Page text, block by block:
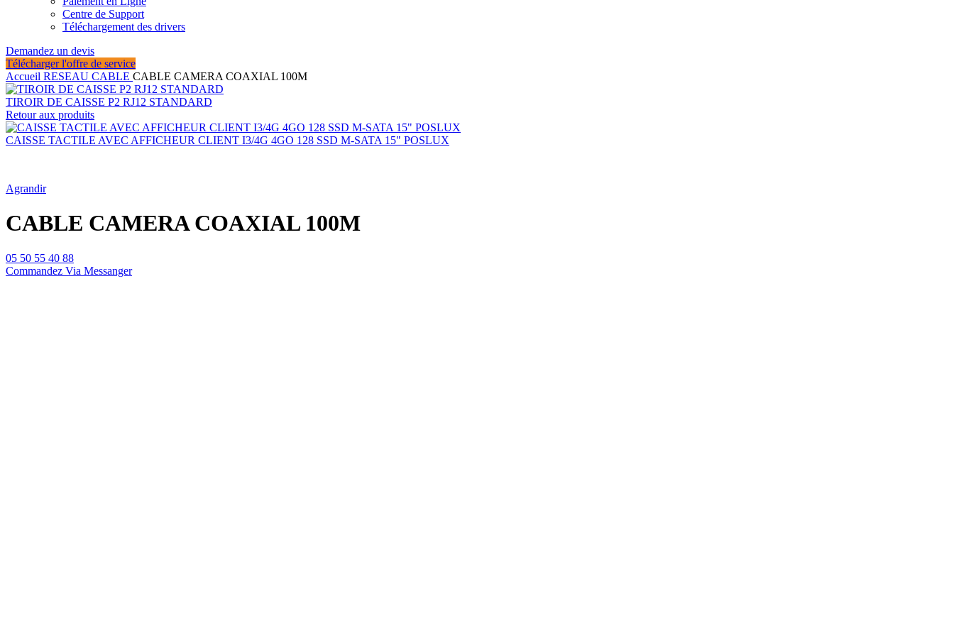
Centre de Support
Téléchargement des drivers
Demandez un devis
Télécharger l'offre de service
Accueil RESEAU CABLE CABLE CAMERA COAXIAL 100M
TIROIR DE CAISSE P2 RJ12 STANDARD
Retour aux produits
CAISSE TACTILE AVEC AFFICHEUR CLIENT I3/4G 4GO 128 SSD M-SATA 15" POSLUX
Agrandir
CABLE CAMERA COAXIAL 100M
05 50 55 40 88
Commandez Via Messanger